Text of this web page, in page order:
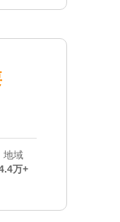
地域
万+